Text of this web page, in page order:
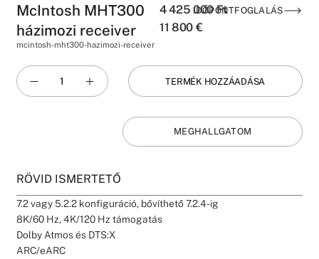
IDŐPONTFOGLALÁS
McIntosh MHT300
házimozi receiver
mcintosh-mht300-hazimozi-receiver
4 425 000Ft
11 800 €
TERMÉK HOZZÁADÁSA
MEGHALLGATOM
RÖVID ISMERTETŐ
7.2 vagy 5.2.2 konfiguráció, bővíthető 7.2.4-ig
8K/60 Hz, 4K/120 Hz támogatás
Dolby Atmos és DTS:X
ARC/eARC